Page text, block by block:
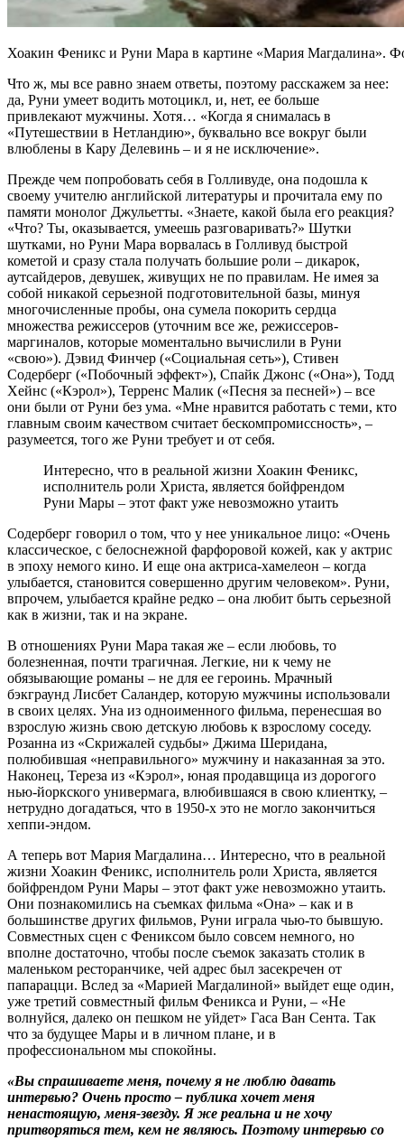
Хоакин Феникс и Руни Мара в картине «Мария Магдалина».
Что ж, мы все равно знаем ответы, поэтому расскажем за нее:
да, Руни умеет водить мотоцикл, и, нет, ее больше
привлекают мужчины. Хотя… «Когда я снималась в
«Путешествии в Нетландию», буквально все вокруг были
влюблены в Кару Делевинь – и я не исключение».
Прежде чем попробовать себя в Голливуде, она подошла к
своему учителю английской литературы и прочитала ему по
памяти монолог Джульетты. «Знаете, какой была его реакция?
«Что? Ты, оказывается, умеешь разговаривать?» Шутки
шутками, но Руни Мара ворвалась в Голливуд быстрой
кометой и сразу стала получать большие роли – дикарок,
аутсайдеров, девушек, живущих не по правилам. Не имея за
собой никакой серьезной подготовительной базы, минуя
многочисленные пробы, она сумела покорить сердца
множества режиссеров (уточним все же, режиссеров-
маргиналов, которые моментально вычислили в Руни
«свою»). Дэвид Финчер («Социальная сеть»), Стивен
Содерберг («Побочный эффект»), Спайк Джонс («Она»), Тодд
Хейнс («Кэрол»), Терренс Малик («Песня за песней») – все
они были от Руни без ума. «Мне нравится работать с теми, кто
главным своим качеством считает бескомпромиссность», –
разумеется, того же Руни требует и от себя.
Интересно, что в реальной жизни Хоакин Феникс,
исполнитель роли Христа, является бойфрендом
Руни Мары – этот факт уже невозможно утаить
Содерберг говорил о том, что у нее уникальное лицо: «Очень
классическое, с белоснежной фарфоровой кожей, как у актрис
в эпоху немого кино. И еще она актриса-хамелеон – когда
улыбается, становится совершенно другим человеком». Руни,
впрочем, улыбается крайне редко – она любит быть серьезной
как в жизни, так и на экране.
В отношениях Руни Мара такая же – если любовь, то
болезненная, почти трагичная. Легкие, ни к чему не
обязывающие романы – не для ее героинь. Мрачный
бэкграунд Лисбет Саландер, которую мужчины использовали
в своих целях. Уна из одноименного фильма, перенесшая во
взрослую жизнь свою детскую любовь к взрослому соседу.
Розанна из «Скрижалей судьбы» Джима Шеридана,
полюбившая «неправильного» мужчину и наказанная за это.
Наконец, Тереза из «Кэрол», юная продавщица из дорогого
нью-йоркского универмага, влюбившаяся в свою клиентку, –
нетрудно догадаться, что в 1950-х это не могло закончиться
хеппи-эндом.
А теперь вот Мария Магдалина… Интересно, что в реальной
жизни Хоакин Феникс, исполнитель роли Христа, является
бойфрендом Руни Мары – этот факт уже невозможно утаить.
Они познакомились на съемках фильма «Она» – как и в
большинстве других фильмов, Руни играла чью-то бывшую.
Совместных сцен с Фениксом было совсем немного, но
вполне достаточно, чтобы после съемок заказать столик в
маленьком ресторанчике, чей адрес был засекречен от
папарацци. Вслед за «Марией Магдалиной» выйдет еще один,
уже третий совместный фильм Феникса и Руни, – «Не
волнуйся, далеко он пешком не уйдет» Гаса Ван Сента. Так
что за будущее Мары и в личном плане, и в
профессиональном мы спокойны.
«Вы спрашиваете меня, почему я не люблю давать
интервью? Очень просто – публика хочет меня
ненастоящую, меня-звезду. Я же реальна и не хочу
притворяться тем, кем не являюсь. Поэтому интервью со